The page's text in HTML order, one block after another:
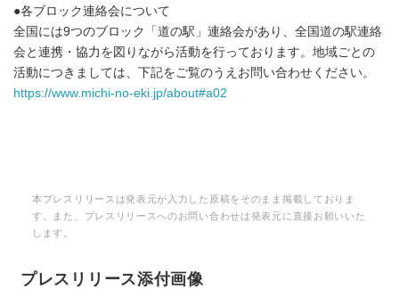
●各ブロック連絡会について
全国には9つのブロック「道の駅」連絡会があり、全国道の駅連絡
会と連携・協力を図りながら活動を行っております。地域ごとの
活動につきましては、下記をご覧のうえお問い合わせください。
https://www.michi-no-eki.jp/about#a02
本プレスリリースは発表元が入力した原稿をそのまま掲載しておりま
す。また、プレスリリースへのお問い合わせは発表元に直接お願いいた
します。
プレスリリース添付画像